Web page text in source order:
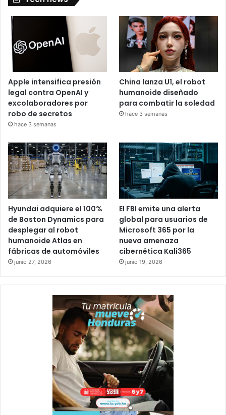
Apple intensifica presión
legal contra OpenAI y
excolaboradores por
robo de secretos
hace 3 semanas
China lanza U1, el robot
humanoide diseñado
para combatir la soledad
hace 3 semanas
Hyundai adquiere el 100%
de Boston Dynamics para
desplegar al robot
humanoide Atlas en
fábricas de automóviles
junio 27, 2026
El FBI emite una alerta
global para usuarios de
Microsoft 365 por la
nueva amenaza
cibernética Kali365
junio 19, 2026